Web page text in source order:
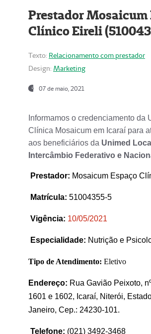
Prestador Mosaicum
Clínico Eireli
Texto: Relacionamento com prestador
Design: Marketing
07 de maio, 2021
Informamos o credenciamento da
Clínica Mosaicum em Icaraí para
aos beneficiários da Unimed
Intercâmbio Federativo e
Prestador: Mosaicum Espaço
Matrícula: 51004355-5
Vigência: 10/05/2021
Especialidade: Nutrição e
Tipo de Atendimento: Eletivo
Endereço: Rua Gavião Peixoto,
1601 e 1602, Icaraí, Niterói,
Janeiro, Cep.: 24230-101.
Telefone: (021) 3492-3468